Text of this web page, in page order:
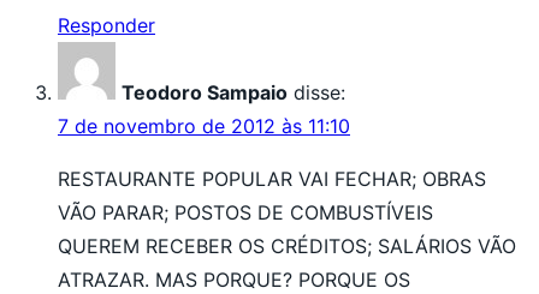
Responder
Teodoro Sampaio disse:
7 de novembro de 2012 às 11:10
RESTAURANTE POPULAR VAI FECHAR; OBRAS
VÃO PARAR; POSTOS DE COMBUSTÍVEIS
QUEREM RECEBER OS CRÉDITOS; SALÁRIOS VÃO
ATRAZAR. MAS PORQUE? PORQUE OS